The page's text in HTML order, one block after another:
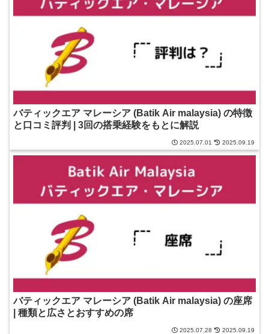
バティックエア マレーシア (Batik Air malaysia) の特徴
と口コミ評判 | 3回の搭乗経験をもとに解説
2025.07.01 2025.09.19
バティックエア マレーシア (Batik Air malaysia) の座席
| 種類と広さとおすすめの席
2025.07.28 2025.09.19